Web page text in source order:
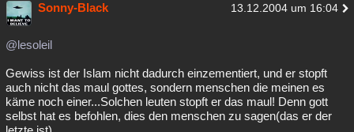
Sonny-Black 13.12.2004 um 16:04
@lesoleil
Gewiss ist der Islam nicht dadurch einzementiert, und er stopft
auch nicht das maul gottes, sondern menschen die meinen es
käme noch einer...Solchen leuten stopft er das maul! Denn gott
selbst hat es befohlen, dies den menschen zu sagen(das er der